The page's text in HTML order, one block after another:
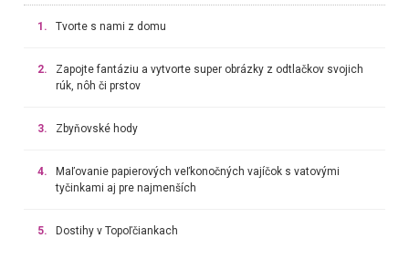
1. Tvorte s nami z domu
2.
Zapojte fantáziu a vytvorte super obrázky z odtlačkov svojich
rúk, nôh či prstov
3. Zbyňovské hody
4.
Maľovanie papierových veľkonočných vajíčok s vatovými
tyčinkami aj pre najmenších
5. Dostihy v Topoľčiankach